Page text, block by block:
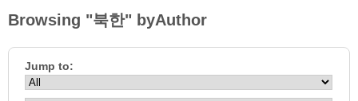
Browsing "북한" byAuthor
Jump to: